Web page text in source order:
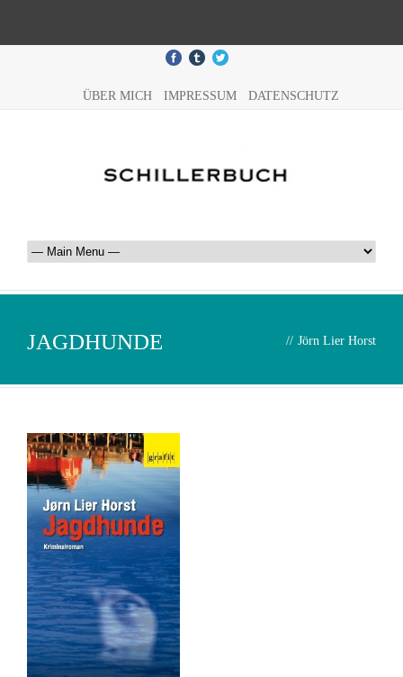
ÜBER MICH IMPRESSUM DATENSCHUTZ
JAGDHUNDE // Jörn Lier Horst